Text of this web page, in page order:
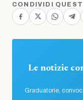
CONDIVIDI
Le notizie
Graduatorie,